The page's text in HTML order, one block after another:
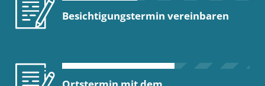
Besichtigungstermin vereinbaren